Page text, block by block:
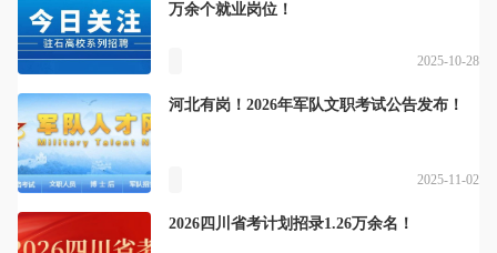
万余个就业岗位！
2025-10-28
河北有岗！2026年军队文职考试公告发布！
2025-11-02
2026四川省考计划招录1.26万余名！